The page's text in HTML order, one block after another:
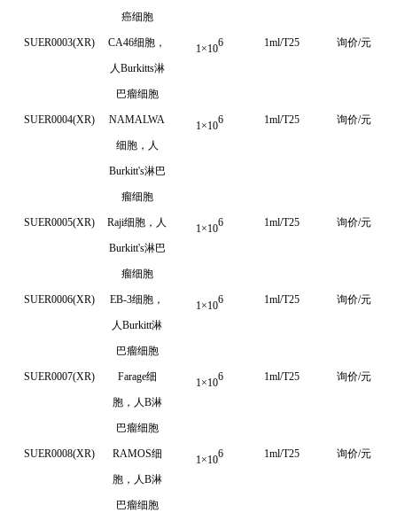
癌细胞
SUER0003(XR) CA46细胞，
人Burkitts淋
巴瘤细胞
1 ×106 1ml/T25 询价/元
SUER0004(XR) NAMALWA
细胞，人
Burkitt's淋巴
瘤细胞
1 ×106 1ml/T25 询价/元
SUER0005(XR) Raji细胞，人
Burkitt's淋巴
瘤细胞
1 ×106 1ml/T25 询价/元
SUER0006(XR) EB-3细胞，
人Burkitt淋
巴瘤细胞
1 ×106 1ml/T25 询价/元
SUER0007(XR) Farage细
胞，人B淋
巴瘤细胞
1 ×106 1ml/T25 询价/元
SUER0008(XR) RAMOS细
胞，人B淋
巴瘤细胞
1 ×106 1ml/T25 询价/元